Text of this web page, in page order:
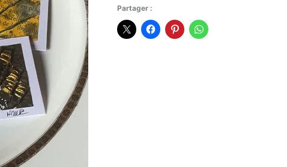
Partager :